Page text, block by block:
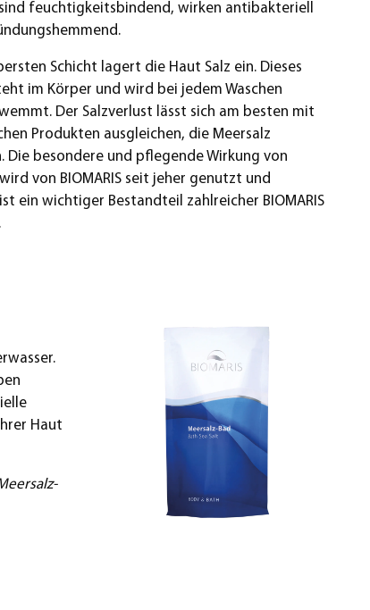
sind feuchtigkeitsbindend, wirken antibakteriell
Schicht lagert die Haut Salz ein. Dieses
im Körper und wird bei jedem Waschen
Der Salzverlust lässt sich am besten mit
Produkten ausgleichen, die Meersalz
Die besondere und pflegende Wirkung von
von BIOMARIS seit jeher genutzt und
ein wichtiger Bestandteil zahlreicher BIOMARIS
Haut